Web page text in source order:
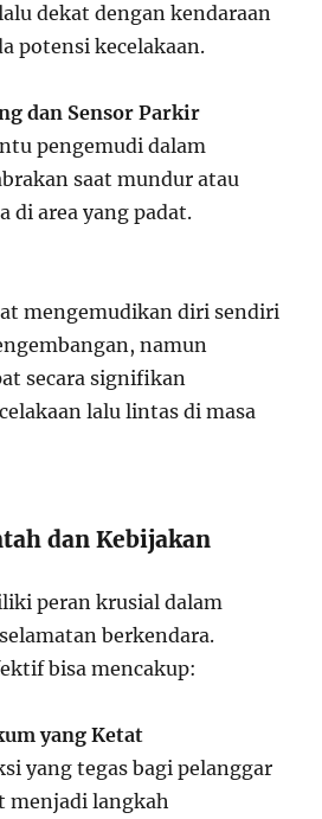
dekat dengan kendaraan
potensi kecelakaan.
dan Sensor Parkir
pengemudi dalam
saat mundur atau
di area yang padat.
mengemudikan diri sendiri
namun
secara signifikan
lalu lintas di masa
dan Kebijakan
peran krusial dalam
berkendara.
bisa mencakup:
yang Ketat
yang tegas bagi pelanggar
menjadi langkah